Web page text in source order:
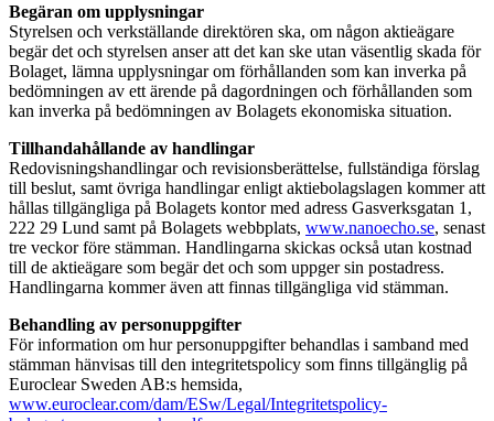
Begäran om upplysningar
Styrelsen och verkställande direktören ska, om någon aktieägare
begär det och styrelsen anser att det kan ske utan väsentlig skada för
Bolaget, lämna upplysningar om förhållanden som kan inverka på
bedömningen av ett ärende på dagordningen och förhållanden som
kan inverka på bedömningen av Bolagets ekonomiska situation.
Tillhandahållande av handlingar
Redovisningshandlingar och revisionsberättelse, fullständiga förslag
till beslut, samt övriga handlingar enligt aktiebolagslagen kommer att
hållas tillgängliga på Bolagets kontor med adress Gasverksgatan 1,
222 29 Lund samt på Bolagets webbplats, www.nanoecho.se, senast
tre veckor före stämman. Handlingarna skickas också utan kostnad
till de aktieägare som begär det och som uppger sin postadress.
Handlingarna kommer även att finnas tillgängliga vid stämman.
Behandling av personuppgifter
För information om hur personuppgifter behandlas i samband med
stämman hänvisas till den integritetspolicy som finns tillgänglig på
Euroclear Sweden AB:s hemsida,
www.euroclear.com/dam/ESw/Legal/Integritetspolicy-